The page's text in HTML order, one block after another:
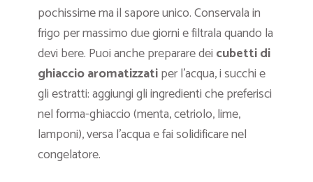
pochissime ma il sapore unico. Conservala in
frigo per massimo due giorni e filtrala quando la
devi bere. Puoi anche preparare dei cubetti di
ghiaccio aromatizzatiper l’acqua, i succhi e
gli estratti: aggiungi gli ingredienti che preferisci
nel forma-ghiaccio (menta, cetriolo, lime,
lamponi), versa l’acqua e fai solidificare nel
congelatore.